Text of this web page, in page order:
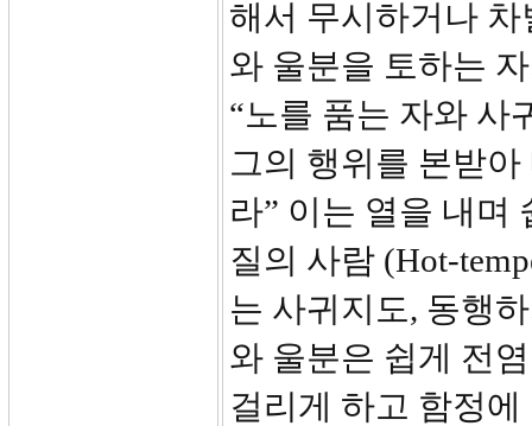
해서 무시하거나
와 울분을 토하는
“노를 품는 자와 사
그의 행위를 본받
라” 이는 열을 내며
질의 사람 (Hot-
는 사귀지도, 동행
와 울분은 쉽게 전
걸리게 하고 함정